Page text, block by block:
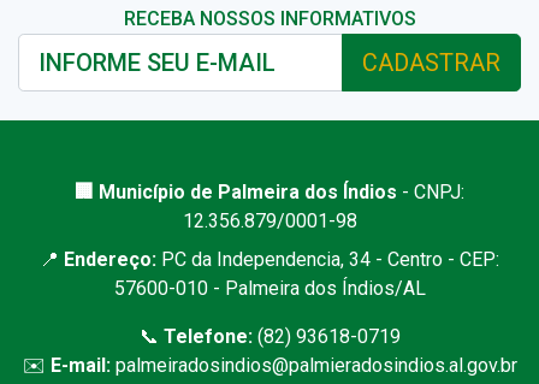
RECEBA NOSSOS INFORMATIVOS
CADASTRAR
🏢 Município de Palmeira dos Índios - CNPJ:
12.356.879/0001-98
📍 Endereço: PC da Independencia, 34 - Centro - CEP:
57600-010 - Palmeira dos Índios/AL
📞 Telefone:(82) 93618-0719
✉️ E-mail: palmeiradosindios@palmieradosindios.al.gov.br